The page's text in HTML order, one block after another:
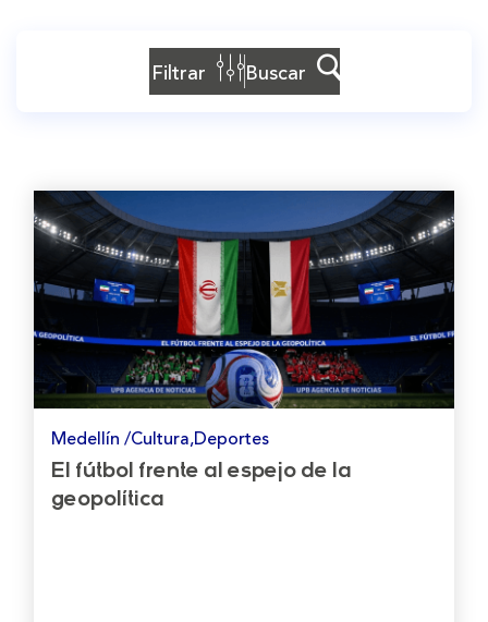
Filtrar Buscar
Medellín /Cultura,Deportes
El fútbol frente al espejo de la
geopolítica